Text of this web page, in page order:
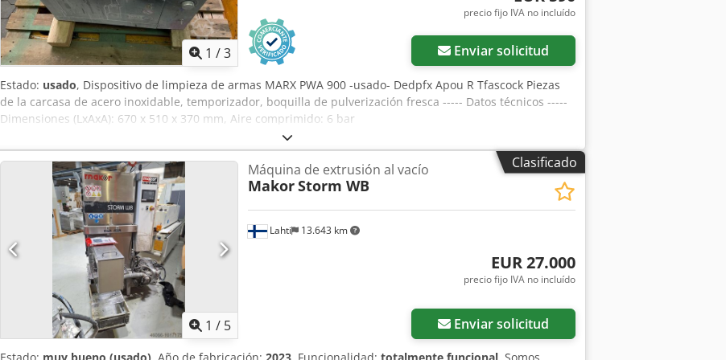
1 /3
precio fijo IVA no incluído
Enviar solicitud
Estado: usado, Dispositivo de limpieza de armas MARX PWA 900 -usado- Dedpfx Apou R Tfascock Piezas
de la carcasa de acero inoxidable, temporizador, boquilla de pulverización fresca ----- Datos técnicos -----
Dimensiones (LxAxA): 670 x 510 x 370 mm, Aire comprimido: 6 bar
Clasificado
1 / 5
Lahti 13.643 km
Máquina de extrusión al vacío
MakorStorm WB
EUR 27.000
precio fijo IVA no incluído
Enviar solicitud
Estado: muy bueno (usado) , Año de fabricación: 2023 , Funcionalidad: totalmente funcional , Somos